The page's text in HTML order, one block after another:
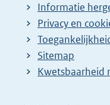
Informatie
Privacy en
Sitemap
E
Kwetsbaarheid